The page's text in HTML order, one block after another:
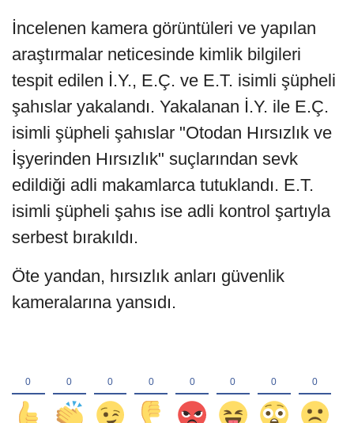
İncelenen kamera görüntüleri ve yapılan
araştırmalar neticesinde kimlik bilgileri
tespit edilen İ.Y., E.Ç. ve E.T. isimli şüpheli
şahıslar yakalandı. Yakalanan İ.Y. ile E.Ç.
isimli şüpheli şahıslar "Otodan Hırsızlık ve
İşyerinden Hırsızlık" suçlarından sevk
edildiği adli makamlarca tutuklandı. E.T.
isimli şüpheli şahıs ise adli kontrol şartıyla
serbest bırakıldı.
Öte yandan, hırsızlık anları güvenlik
kameralarına yansıdı.